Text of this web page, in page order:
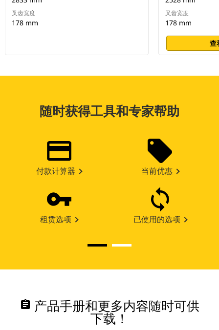
叉齿宽度
178 mm
叉齿宽度
178 mm
查
随时获得工具和专家帮助
付款计算器 当前优惠
租赁选项 已使用的选项
assignment 产品手册和更多内容随时可供
下载！